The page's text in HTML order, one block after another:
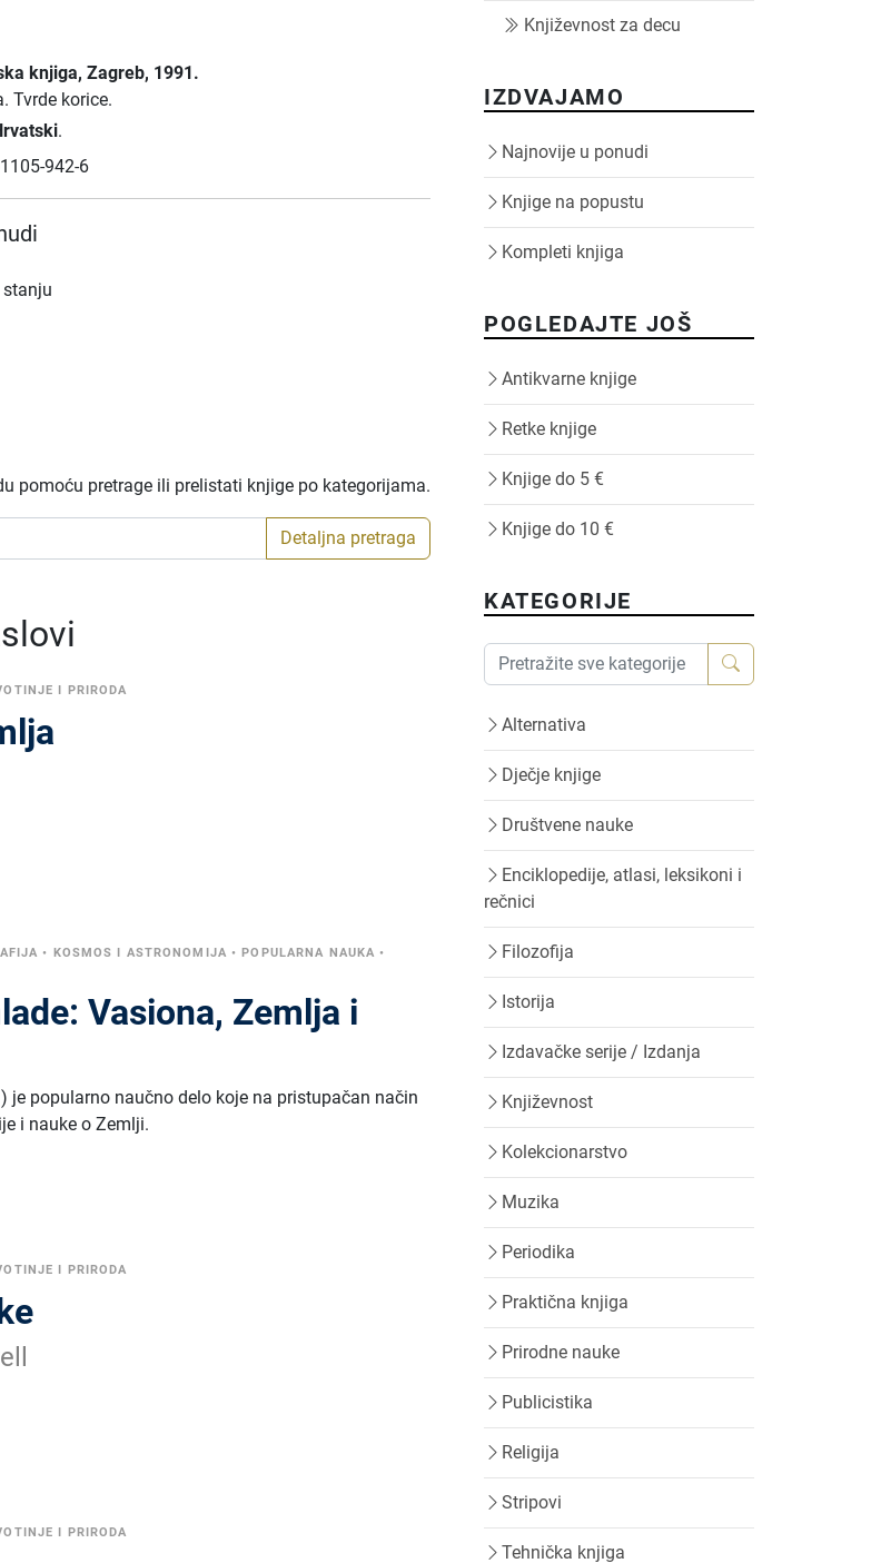
knjiga, Zagreb, 1991.
Tvrde korice.
.
942-6
pomoću pretrage ili prelistati knjige po kategorijama.
Detaljna pretraga
I PRIRODA
• KOSMOS I ASTRONOMIJA •POPULARNA NAUKA •
Vasiona, Zemlja i
je popularno naučno delo koje na pristupačan način
i nauke o Zemlji.
I PRIRODA
I PRIRODA
Književnost za decu
IZDVAJAMO
Najnovije u ponudi
Knjige na popustu
Kompleti knjiga
POGLEDAJTE JOŠ
Antikvarne knjige
Retke knjige
Knjige do 5 €
Knjige do 10 €
KATEGORIJE
Alternativa
Dječje knjige
Društvene nauke
Enciklopedije, atlasi, leksikoni i
rečnici
Filozofija
Istorija
Izdavačke serije / Izdanja
Književnost
Kolekcionarstvo
Muzika
Periodika
Praktična knjiga
Prirodne nauke
Publicistika
Religija
Stripovi
Tehnička knjiga